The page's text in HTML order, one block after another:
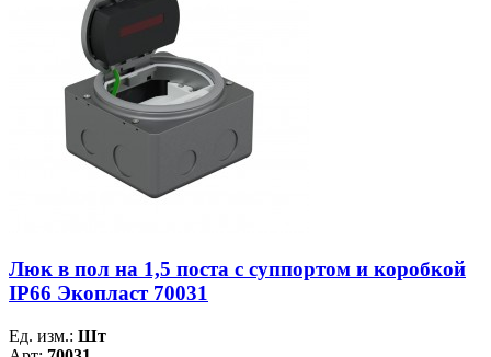
Люк в пол на 1,5 поста с суппортом и коробкой
IP66 Экопласт 70031
Ед. изм.: Шт